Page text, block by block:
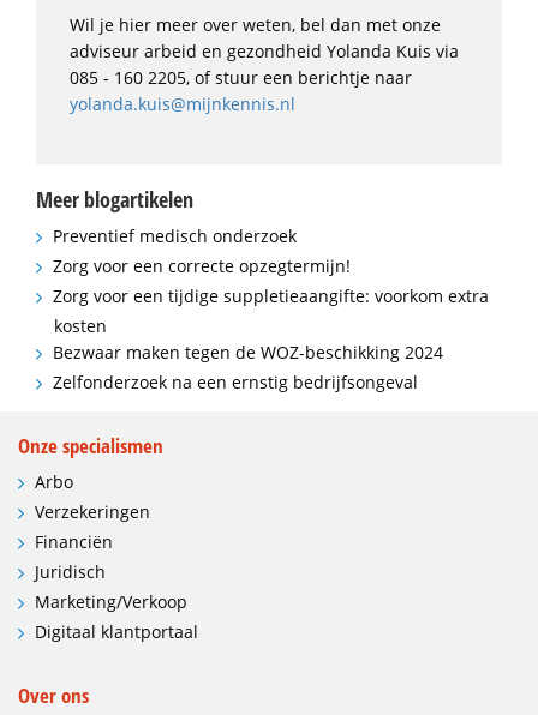
Wil je hier meer over weten, bel dan met onze
adviseur arbeid en gezondheid Yolanda Kuis via
085 ‑ 160 2205, of stuur een berichtje naar
yolanda.kuis@mijnkennis.nl
Meer blogartikelen
Preventief medisch onderzoek
Zorg voor een correcte opzegtermijn!
Zorg voor een tijdige suppletieaangifte: voorkom extra
kosten
Bezwaar maken tegen de WOZ-beschikking 2024
Zelfonderzoek na een ernstig bedrijfsongeval
Onze specialismen
Arbo
Verzekeringen
Financiën
Juridisch
Marketing/Verkoop
Digitaal klantportaal
Over ons